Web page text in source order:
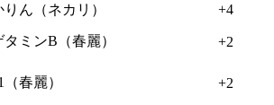
ん（ネカリ）
+4
タミンB（春麗） +2
（春麗） +2